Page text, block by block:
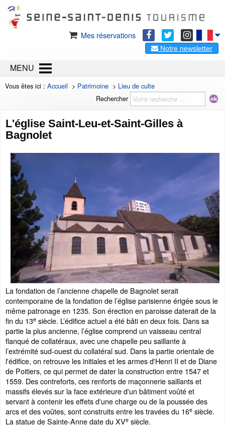
Mes réservations
Notre newsletter
MENU
Vous êtes ici : Accueil > Patrimoine > Lieu de culte
Rechercher
L'église Saint-Leu-et-Saint-Gilles à
Bagnolet
La fondation de l’ancienne chapelle de Bagnolet serait
contemporaine de la fondation de l’église parisienne érigée sous le
même patronage en 1235. Son érection en paroisse daterait de la
fin du 13e siècle. L’édifice actuel a été bâti en deux fois. Dans sa
partie la plus ancienne, l’église comprend un vaisseau central
flanqué de collatéraux, avec une chapelle peu saillante à
l’extrémité sud-ouest du collatéral sud. Dans la partie orientale de
l'édifice, on retrouve les initiales et les armes d'Henri II et de Diane
de Poitiers, ce qui permet de dater la construction entre 1547 et
1559. Des contreforts, ces renforts de maçonnerie saillants et
massifs élevés sur la face extérieure d'un bâtiment voûté et
servant à contenir les effets d'une charge ou de la poussée des
arcs et des voûtes, sont construits entre les travées du 16e siècle.
La statue de Sainte-Anne date du XVe siècle.